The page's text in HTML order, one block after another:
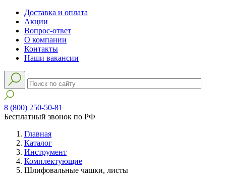
Доставка и оплата
Акции
Вопрос-ответ
О компании
Контакты
Наши вакансии
8 (800) 250-50-81
Бесплатный звонок по РФ
Главная
Каталог
Инструмент
Комплектующие
Шлифовальные чашки, листы